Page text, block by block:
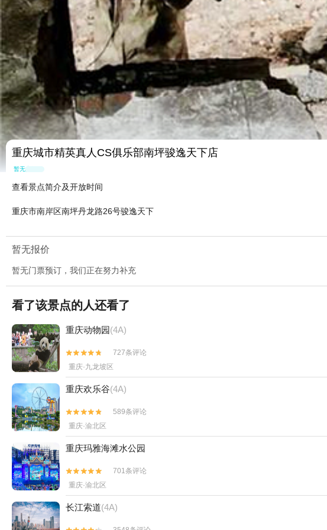
重庆城市精英真人CS俱乐部南坪骏逸天下店
暂无点评
查看景点简介及开放时间
重庆市南岸区南坪丹龙路26号骏逸天下
暂无报价
暂无门票预订，我们正在努力补充
看了该景点的人还看了
重庆动物园(4A)


727条评论
重庆·九龙坡区
重庆欢乐谷(4A)


589条评论
重庆·渝北区
重庆玛雅海滩水公园


701条评论
重庆·渝北区
长江索道(4A)